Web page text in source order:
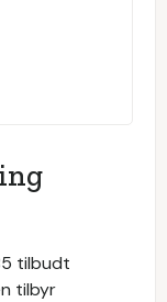
tilbudt
tilbyr